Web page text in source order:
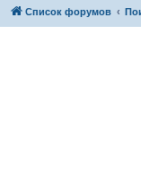
Список форумов